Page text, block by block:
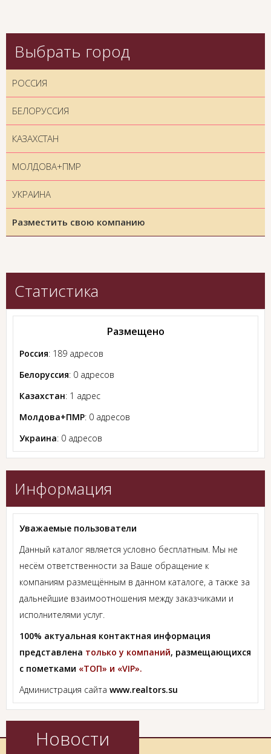
Выбрать город
РОССИЯ
БЕЛОРУССИЯ
КАЗАХСТАН
МОЛДОВА+ПМР
УКРАИНА
Разместить свою компанию
Статистика
Размещено
Россия: 189 адресов
Белоруссия: 0 адресов
Казахстан: 1 адрес
Молдова+ПМР: 0 адресов
Украина: 0 адресов
Информация
Уважаемые пользователи
Данный каталог является условно бесплатным. Мы не
несём ответственности за Ваше обращение к
компаниям размещённым в данном каталоге, а также за
дальнейшие взаимоотношения между заказчиками и
исполнителями услуг.
100% актуальная контактная информация
представлена только у компаний, размещающихся
с пометками «ТОП» и «VIP».
Администрация сайта www.realtors.su
Новости